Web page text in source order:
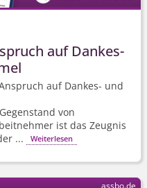
auf Dankes-
auf Dankes- und
von
ist das Zeugnis
...
Weiterlesen